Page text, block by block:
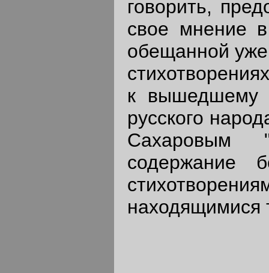
говорить,
свое мнение
обещанной уже
к вышедшему
русского
Сахаровым
содержание
находящимися